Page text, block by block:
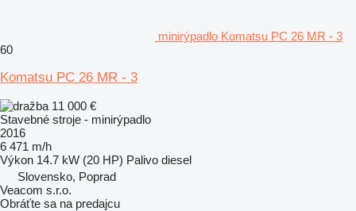
minirýpadlo Komatsu PC 26 MR - 3
60
Komatsu PC 26 MR - 3
11 000 €
Stavebné stroje - minirýpadlo
2016
6 471 m/h
Výkon 14.7 kW (20 HP) Palivo diesel
Slovensko, Poprad
Veacom s.r.o.
Obráťte sa na predajcu